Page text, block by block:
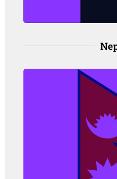
Angka kejadian:
orang, pada
Angka
orang, pada